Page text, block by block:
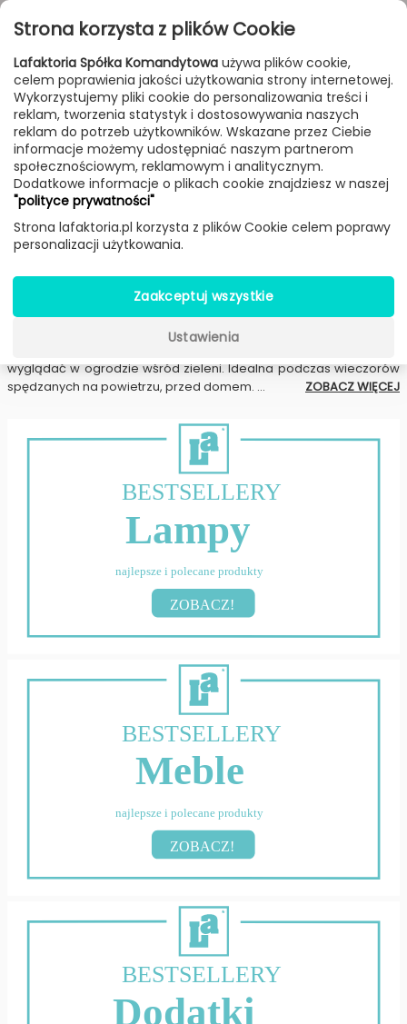
Przejdź do treści
FILTROWANIE & SORTOWANIE
New Sale Bestseller Dostawa 24h
Dodatki Producenci Modo Luce
Dodatki Modo Luce
oświetleniowej oraz części meblowej posiada w swojej ofercie
również elementy dekoracyjne. Totem Atollo to wykonana z
białego, półprzezroczystego polietylenu ozdoba, którą można
postawić na ganku, w ogrodzie, oranżerii, czy pomieszczeniu.
wyglądać w ogrodzie wśród zieleni. Idealna podczas wieczorów
spędzanych na powietrzu, przed domem. ... ZOBACZ WIĘCEJ
BESTSELLERY
Lampy
najlepsze i polecane produkty
ZOBACZ!
BESTSELLERY
Meble
najlepsze i polecane produkty
ZOBACZ!
BESTSELLERY
Dodatki
Strona korzysta z plików Cookie
Lafaktoria Spółka Komandytowa używa plików cookie,
celem poprawienia jakości użytkowania strony internetowej.
Wykorzystujemy pliki cookie do personalizowania treści i
reklam, tworzenia statystyk i dostosowywania naszych
reklam do potrzeb użytkowników. Wskazane przez Ciebie
informacje możemy udostępniać naszym partnerom
społecznościowym, reklamowym i analitycznym.
Dodatkowe informacje o plikach cookie znajdziesz w naszej
"polityce prywatności"
Strona lafaktoria.pl korzysta z plików Cookie celem poprawy
personalizacji użytkowania.
Zaakceptuj wszystkie
Ustawienia